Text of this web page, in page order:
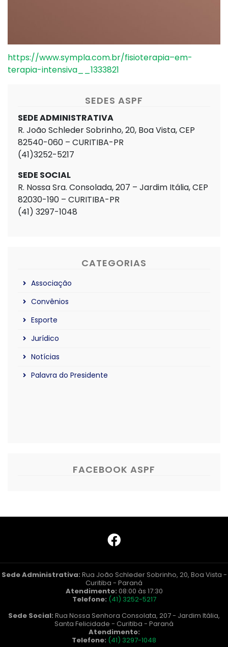
https://www.sympla.com.br/fisioterapia–em-
terapia-intensiva__1333821
SEDES ASPF
SEDE ADMINISTRATIVA
R. João Schleder Sobrinho, 20, Boa Vista, CEP
82540-060 – CURITIBA-PR
(41)3252-5217
SEDE SOCIAL
R. Nossa Sra. Consolada, 207 – Jardim Itália, CEP
82030-190 – CURITIBA-PR
(41) 3297-1048
CATEGORIAS
Associação
Convênios
Esporte
Jurídico
Notícias
Palavra do Presidente
FACEBOOK ASPF
Sede Administrativa: Rua João Schleder Sobrinho, 20, Boa Vista -
Curitiba - Paraná
Atendimento: 08:00 às 17:30
Telefone: (41) 3252-5217
Sede Social: Rua Nossa Senhora Consolata, 207 - Jardim Itália,
Santa Felicidade - Curitiba - Paraná
Atendimento:
Telefone: (41) 3297-1048